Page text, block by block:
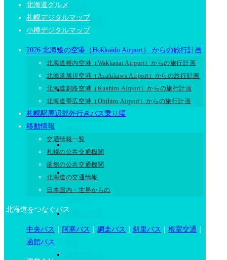
ポット
小樽で遊ぼ
う！
札幌からバ
スで日帰り
プチ旅行!
札幌から飛
行機とバス
で一泊プチ
札幌・小樽
ースポット
札幌の自然
エリアを歩
北海道グルメ
札幌デジタルマップ
小樽デジタルマップ
2026 北海道の空港（Hokkaido Airport） からの旅行計画
北海道稚内空港（Wakkanai Airport）からの旅行計画
北海道旭川空港（Asahikawa Airport）からの旅行計画
北海道釧路空港（Kushiro Airport）からの旅行計画
北海道帯広空港（Obihiro Airport）からの旅行計画
札幌駅周辺郊外行きバス乗り場
移動情報
交通情報一覧
札幌の公共交通機関
函館の公共交通機関
北海道の交通情報
日本国内・世界からの
北海道をつなぐバス
中央バス ｜ 阿寒バス ｜ 網走バス ｜ 斜里バス ｜ 根室交通 ｜
函館バス